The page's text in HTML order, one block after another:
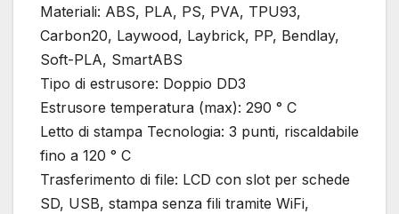
Materiali: ABS, PLA, PS, PVA, TPU93,
Carbon20, Laywood, Laybrick, PP, Bendlay,
Soft-PLA, SmartABS
Tipo di estrusore: Doppio DD3
Estrusore temperatura (max): 290 ° C
Letto di stampa Tecnologia: 3 punti, riscaldabile
fino a 120 ° C
Trasferimento di file: LCD con slot per schede
SD, USB, stampa senza fili tramite WiFi,